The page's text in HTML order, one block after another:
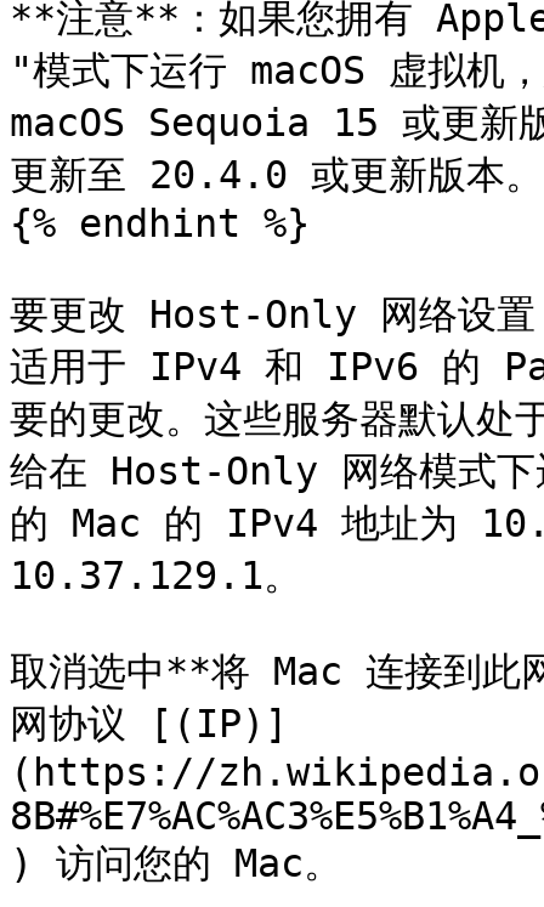
**注意**：如果您拥有
"模式下运行 macOS 虚拟机
macOS Sequoia 15 或更
更新至 20.4.0 或更新版本。
{% endhint %}
要更改 Host-Only 网络设
适用于 IPv4 和 IPv6 的
要的更改。这些服务器默认
给在 Host-Only 网络模式下
的 Mac 的 IPv4 地址为
10.37.129.1。
取消选中**将 Mac 连接到此
网协议 [(IP)]
(https://zh.wikipedia.org/
) 访问您的 Mac。